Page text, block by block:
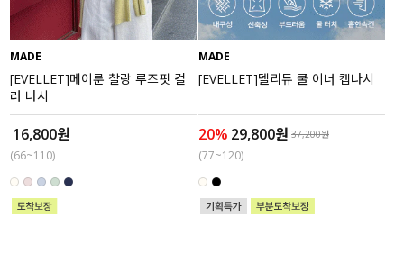
MADE
[EVELLET]메이룬 찰랑 루즈핏 컬
러 나시
16,800원
(66~110)
MADE
[EVELLET]델리듀 쿨 이너 캡나시
20% 29,800원 37,200원
(77~120)